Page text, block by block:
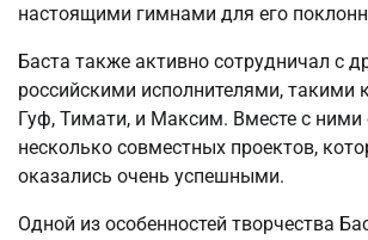
настоящими гимнами для его
Баста также активно сотрудничал с
российскими исполнителями, такими
Гуф, Тимати, и Максим. Вместе с ними
несколько совместных проектов,
оказались очень успешными.
Одной из особенностей творчества